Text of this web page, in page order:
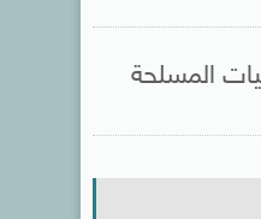
المسلحة